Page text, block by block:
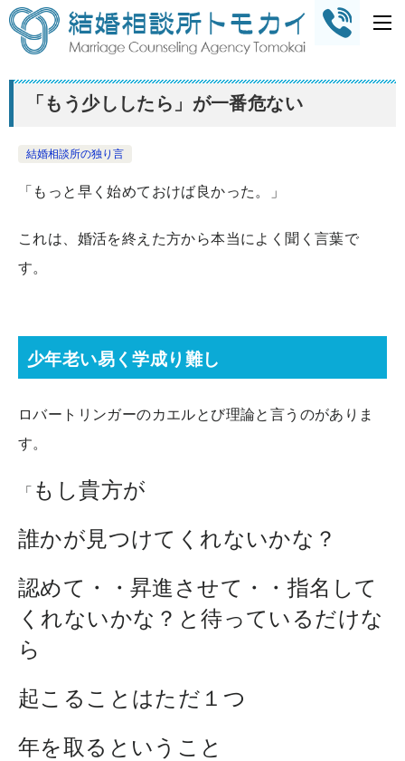
「もう少ししたら」が一番危ない
結婚相談所の独り言
「もっと早く始めておけば良かった。」
これは、婚活を終えた方から本当によく聞く言葉で
す。
少年老い易く学成り難し
ロバートリンガーのカエルとび理論と言うのがありま
す。
「 もし貴方が
誰かが見つけてくれないかな？
認めて・・昇進させて・・指名して
くれないかな？と待っているだけな
ら
起こることはただ１つ
年を取るということ